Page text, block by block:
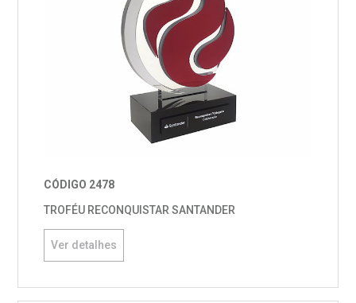
CÓDIGO 2478
TROFÉU RECONQUISTAR SANTANDER
Ver detalhes